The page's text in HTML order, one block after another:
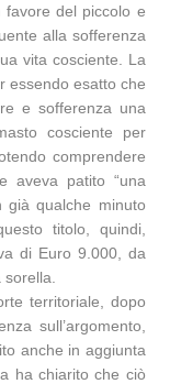
favore del piccolo e
alla sofferenza
vita cosciente. La
essendo esatto che
e sofferenza una
cosciente per
comprendere
aveva patito “una
qualche minuto
titolo, quindi,
di Euro 9.000, da
territoriale, dopo
sull’argomento,
anche in aggiunta
ha chiarito che ciò